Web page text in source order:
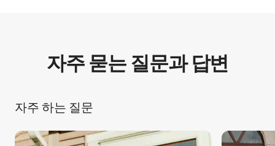
자주 묻는 질문과 답⁠변
자주 하는 질문